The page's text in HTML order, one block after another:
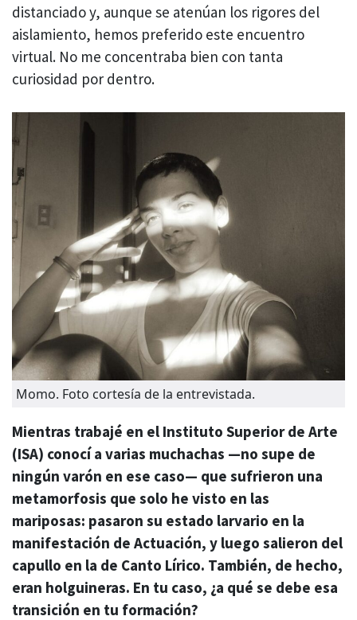
distanciado y, aunque se atenúan los rigores del
aislamiento, hemos preferido este encuentro
virtual. No me concentraba bien con tanta
curiosidad por dentro.
Momo. Foto cortesía de la entrevistada.
Mientras trabajé en el Instituto Superior de Arte
(ISA) conocí a varias muchachas —no supe de
ningún varón en ese caso— que sufrieron una
metamorfosis que solo he visto en las
mariposas: pasaron su estado larvario en la
manifestación de Actuación, y luego salieron del
capullo en la de Canto Lírico. También, de hecho,
eran holguineras. En tu caso, ¿a qué se debe esa
transición en tu formación?